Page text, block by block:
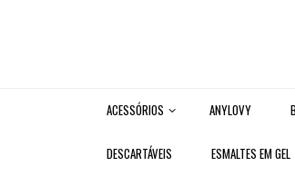
ACESSÓRIOS ANYLOVY
DESCARTÁVEIS ESMALTES EM GEL